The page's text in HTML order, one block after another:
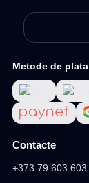
Metode de plata
Contacte
+373 79 603 603